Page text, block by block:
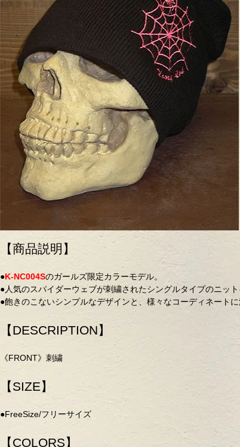
【商品説明】
●K-NC004Sのガールズ限定カラーモデル。
●人気のスパイダーウェブが刺繍されたシングルタイプのニット
●飽きのこないシンプルなデザインと、様々なコーディネートに
【DESCRIPTION】
《FRONT》刺繍
【SIZE】
●FreeSize/フリーサイズ
【COLORS】